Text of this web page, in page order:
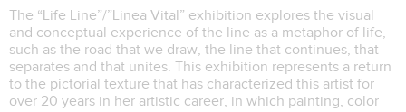
The “Life Line”/”Linea Vital” exhibition explores the visual
and conceptual experience of the line as a metaphor of life,
such as the road that we draw, the line that continues, that
separates and that unites. This exhibition represents a return
to the pictorial texture that has characterized this artist for
over 20 years in her artistic career, in which painting, color